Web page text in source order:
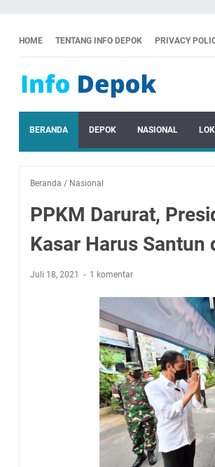
HOME TENTANG INFO DEPOK PRIVACY
BERANDA DEPOK NASIONAL
Beranda / Nasional
PPKM Darurat,
Kasar Harus Santun
Juli 18, 2021 1 komentar